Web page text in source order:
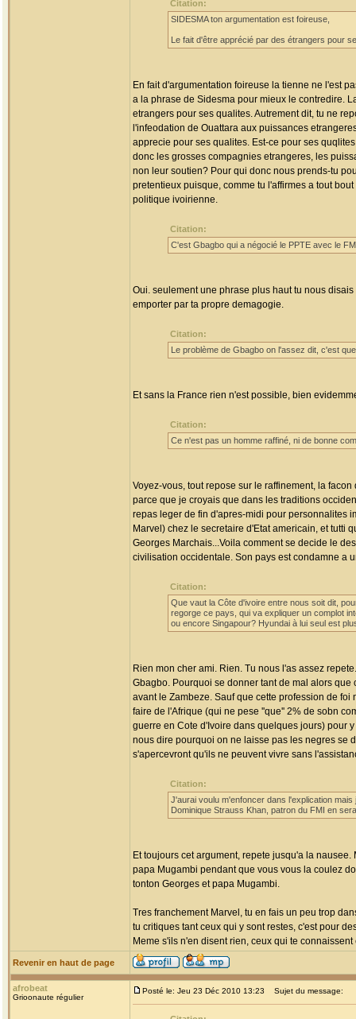
Citation:
SIDESMA ton argumentation est foireuse,
Le fait d'être apprécié par des étrangers pour
En fait d'argumentation foireuse la tienne ne l'est
a la phrase de Sidesma pour mieux le contredire.
etrangers pour ses qualites. Autrement dit, tu ne
l'infeodation de Ouattara aux puissances
apprecie pour ses qualites. Est-ce pour ses
donc les grosses compagnies etrangeres, les
non leur soutien? Pour qui donc nous prends-tu
pretentieux puisque, comme tu l'affirmes a tout
politique ivoirienne.
Citation:
C'est Gbagbo qui a négocié le PPTE avec le
Oui. seulement une phrase plus haut tu nous
emporter par ta propre demagogie.
Citation:
Le problème de Gbagbo on l'assez dit, c'est
Et sans la France rien n'est possible, bien
Citation:
Ce n'est pas un homme raffiné, ni de bonne
Voyez-vous, tout repose sur le raffinement, la facon
parce que je croyais que dans les traditions
repas leger de fin d'apres-midi pour personnalites
Marvel) chez le secretaire d'Etat americain, et tutti
Georges Marchais...Voila comment se decide le
civilisation occidentale. Son pays est condamne a
Citation:
Que vaut la Côte d'ivoire entre nous soit dit,
regorge ce pays, qui va expliquer un complot
ou encore Singapour? Hyundai à lui seul est
Rien mon cher ami. Rien. Tu nous l'as assez
Gbagbo. Pourquoi se donner tant de mal alors
avant le Zambeze. Sauf que cette profession de
faire de l'Afrique (qui ne pese ''que'' 2% de sobn
guerre en Cote d'Ivoire dans quelques jours) pour
nous dire pourquoi on ne laisse pas les negres se
s'apercevront qu'ils ne peuvent vivre sans
Citation:
J'aurai voulu m'enfoncer dans l'explication
Dominique Strauss Khan, patron du FMI en
Et toujours cet argument, repete jusqu'a la
papa Mugambi pendant que vous vous la coulez
tonton Georges et papa Mugambi.
Tres franchement Marvel, tu en fais un peu trop
tu critiques tant ceux qui y sont restes, c'est pour
Meme s'ils n'en disent rien, ceux qui te
Revenir en haut de page
afrobeat
Grioonaute régulier
Posté le: Jeu 23 Déc 2010 13:23 Sujet du message: